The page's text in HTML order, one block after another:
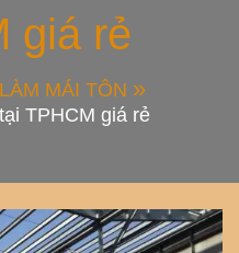
Nhà
giá rẻ
MÁI TÔN
TPHCM giá rẻ